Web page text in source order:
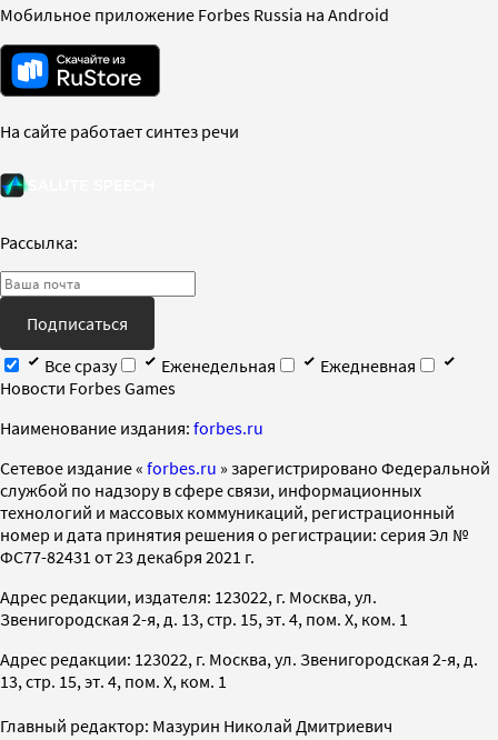
Мобильное приложение Forbes Russia на Android
На сайте работает синтез речи
Рассылка:
Подписаться
Все сразу
Еженедельная
Ежедневная
Новости Forbes Games
Наименование издания: forbes.ru
Cетевое издание « forbes.ru » зарегистрировано Федеральной
службой по надзору в сфере связи, информационных
технологий и массовых коммуникаций, регистрационный
номер и дата принятия решения о регистрации: серия Эл №
ФС77-82431 от 23 декабря 2021 г.
Адрес редакции, издателя: 123022, г. Москва, ул.
Звенигородская 2-я, д. 13, стр. 15, эт. 4, пом. X, ком. 1
Адрес редакции: 123022, г. Москва, ул. Звенигородская 2-я, д.
13, стр. 15, эт. 4, пом. X, ком. 1
Главный редактор: Мазурин Николай Дмитриевич